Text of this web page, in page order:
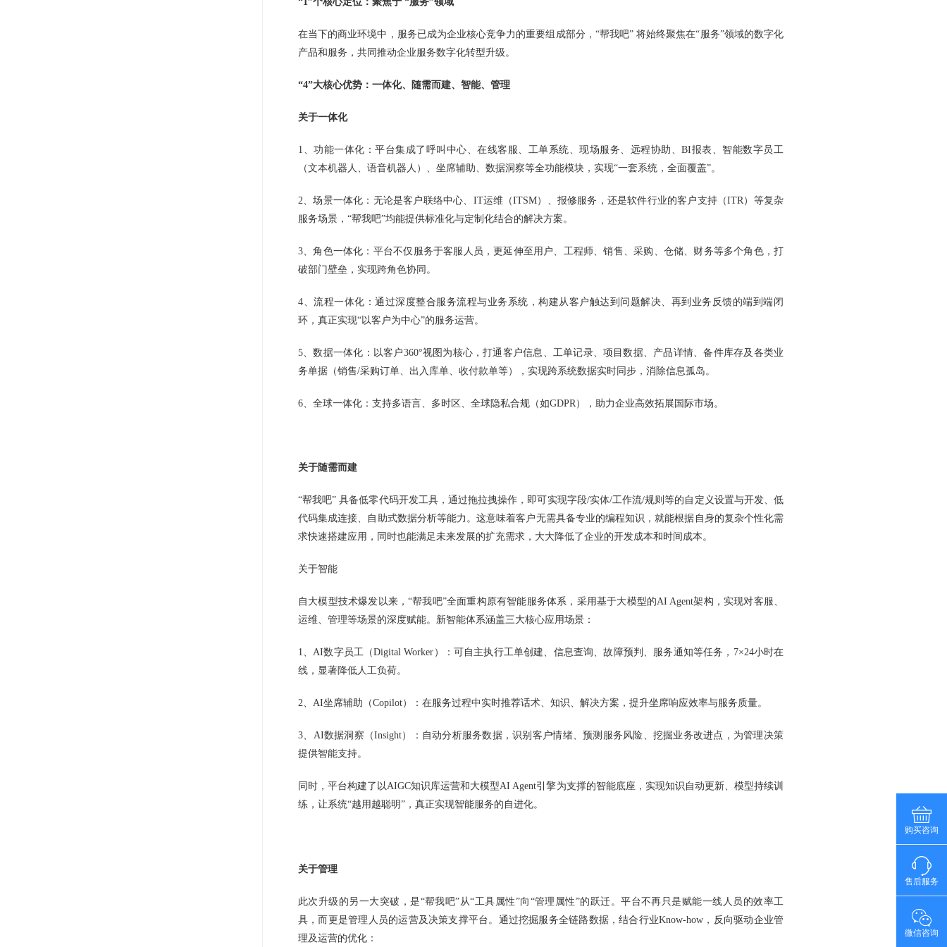
在当下的商业环境中，服务已成为企业核心竞争力的重要组成部分，“帮我吧” 将始终聚焦在“服务”领域的数字化
产品和服务，共同推动企业服务数字化转型升级。
“4”大核心优势：一体化、随需而建、智能、管理
关于一体化
1、功能一体化：平台集成了呼叫中心、在线客服、工单系统、现场服务、远程协助、BI报表、智能数字员工
（文本机器人、语音机器人）、坐席辅助、数据洞察等全功能模块，实现“一套系统，全面覆盖”。
2、场景一体化：无论是客户联络中心、IT运维（ITSM）、报修服务，还是软件行业的客户支持（ITR）等复杂
服务场景，“帮我吧”均能提供标准化与定制化结合的解决方案。
3、角色一体化：平台不仅服务于客服人员，更延伸至用户、工程师、销售、采购、仓储、财务等多个角色，打
破部门壁垒，实现跨角色协同。
4、流程一体化：通过深度整合服务流程与业务系统，构建从客户触达到问题解决、再到业务反馈的端到端闭
环，真正实现“以客户为中心”的服务运营。
5、数据一体化：以客户360°视图为核心，打通客户信息、工单记录、项目数据、产品详情、备件库存及各类业
务单据（销售/采购订单、出入库单、收付款单等），实现跨系统数据实时同步，消除信息孤岛。
6、全球一体化：支持多语言、多时区、全球隐私合规（如GDPR），助力企业高效拓展国际市场。
关于随需而建
“帮我吧” 具备低零代码开发工具，通过拖拉拽操作，即可实现字段/实体/工作流/规则等的自定义设置与开发、低
代码集成连接、自助式数据分析等能力。这意味着客户无需具备专业的编程知识，就能根据自身的复杂个性化需
求快速搭建应用，同时也能满足未来发展的扩充需求，大大降低了企业的开发成本和时间成本。
关于智能
自大模型技术爆发以来，“帮我吧”全面重构原有智能服务体系，采用基于大模型的AI Agent架构，实现对客服、
运维、管理等场景的深度赋能。新智能体系涵盖三大核心应用场景：
1、AI数字员工（Digital Worker）：可自主执行工单创建、信息查询、故障预判、服务通知等任务，7×24小时在
线，显著降低人工负荷。
2、AI坐席辅助（Copilot）：在服务过程中实时推荐话术、知识、解决方案，提升坐席响应效率与服务质量。
3、AI数据洞察（Insight）：自动分析服务数据，识别客户情绪、预测服务风险、挖掘业务改进点，为管理决策
提供智能支持。
同时，平台构建了以AIGC知识库运营和大模型AI Agent引擎为支撑的智能底座，实现知识自动更新、模型持续训
练，让系统“越用越聪明”，真正实现智能服务的自进化。
关于管理
此次升级的另一大突破，是“帮我吧”从“工具属性”向“管理属性”的跃迁。平台不再只是赋能一线人员的效率工
具，而更是管理人员的运营及决策支撑平台。通过挖掘服务全链路数据，结合行业Know-how，反向驱动企业管
理及运营的优化：
购买咨询
售后服务
微信咨询